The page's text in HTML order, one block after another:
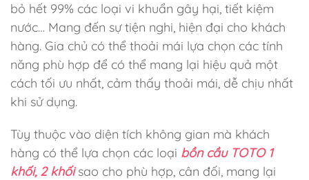
bỏ hết 99% các loại vi khuẩn gây hại, tiết kiệm
nước… Mang đến sự tiện nghi, hiện đại cho khách
hàng. Gia chủ có thể thoải mái lựa chọn các tính
năng phù hợp để có thể mang lại hiệu quả một
cách tối ưu nhất, cảm thấy thoải mái, dễ chịu nhất
khi sử dụng.
Tùy thuộc vào diện tích không gian mà khách
hàng có thể lựa chọn các loại bồn cầu TOTO 1
khối, 2 khốisao cho phù hợp, cân đối, mang lại